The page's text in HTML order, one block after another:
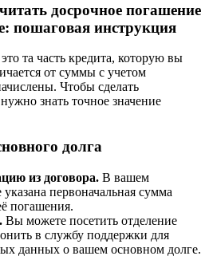
досрочное погашение
пошаговая инструкция
та часть кредита, которую вы
от суммы с учетом
Чтобы сделать
знать точное значение
долга
из договора. В вашем
первоначальная сумма
погашения.
Вы можете посетить отделение
в службу поддержки для
данных о вашем основном долге.